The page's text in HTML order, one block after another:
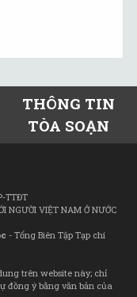
THÔNG TIN
TÒA SOẠN
TTĐT
NGƯỜI VIỆT NAM Ở NƯỚC
- Tổng Biên Tập Tạp chí
trên website này; chỉ
đồng ý bằng văn bản của